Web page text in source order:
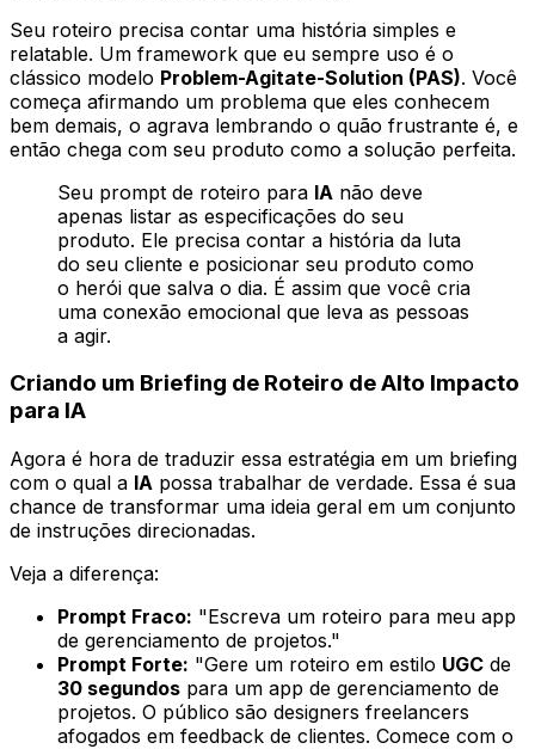
Seu roteiro precisa contar uma história simples e
relatable. Um framework que eu sempre uso é o
clássico modelo Problem-Agitate-Solution (PAS). Você
começa afirmando um problema que eles conhecem
bem demais, o agrava lembrando o quão frustrante é, e
então chega com seu produto como a solução perfeita.
Seu prompt de roteiro para IA não deve
apenas listar as especificações do seu
produto. Ele precisa contar a história da luta
do seu cliente e posicionar seu produto como
o herói que salva o dia. É assim que você cria
uma conexão emocional que leva as pessoas
a agir.
Criando um Briefing de Roteiro de Alto Impacto
para IA
Agora é hora de traduzir essa estratégia em um briefing
com o qual a IA possa trabalhar de verdade. Essa é sua
chance de transformar uma ideia geral em um conjunto
de instruções direcionadas.
Veja a diferença:
Prompt Fraco: "Escreva um roteiro para meu app
de gerenciamento de projetos."
Prompt Forte: "Gere um roteiro em estilo UGC de
30 segundos para um app de gerenciamento de
projetos. O público são designers freelancers
afogados em feedback de clientes. Comece com o